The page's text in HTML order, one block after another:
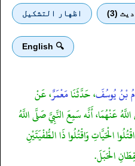
(3) اظهار التشكيل
🔍 English
بْنُ يُوسُفَ، حَدَّثَنَامَعْمَرٌ، عَنْ
عَنْهُمَا، أَنَّه سَمِعَ النَّبِيَّ صَلَّى اللَّهُ
الْحَيَّاتِ وَاقْتُلُوا ذَا الطُّفْيَتَيْنِ
الْحَبَلَ.